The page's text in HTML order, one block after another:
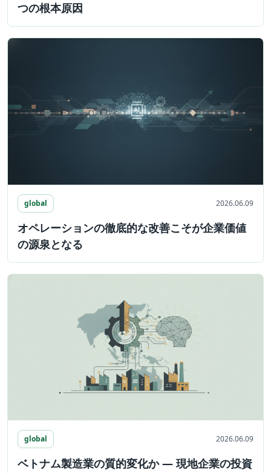
つの根本原因
global 2026.06.09
オペレーションの徹底的な改善こそが企業価値
の源泉となる
global 2026.06.09
ベトナム製造業の質的変化か ― 現地企業の投資